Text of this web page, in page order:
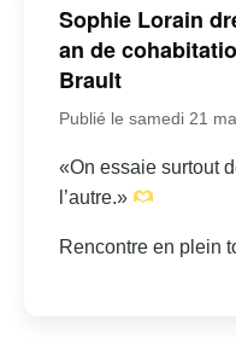
Sophie Lorain
an de
Brault
Publié le samedi 21
«On essaie surtout
l’autre.»
Rencontre en plein